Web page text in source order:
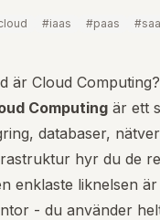
#iaas #paas #
är Cloud Computing?
Computing är ett
databaser,
hyr du de
enklaste liknelsen
- du använder